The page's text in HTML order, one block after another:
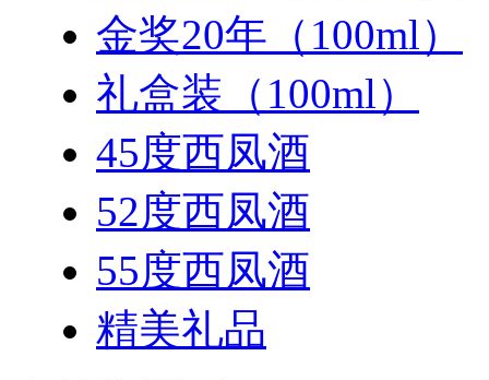
金奖20年（100ml）
礼盒装（100ml）
45度西凤酒
52度西凤酒
55度西凤酒
精美礼品